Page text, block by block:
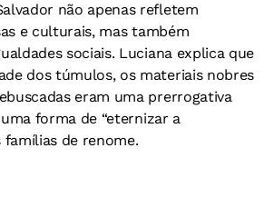
não apenas refletem
e culturais, mas também
sociais. Luciana explica que
dos túmulos, os materiais nobres
eram uma prerrogativa
forma de “eternizar a
famílias de renome.